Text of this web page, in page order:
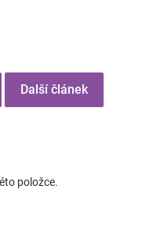
Další článek
položce.